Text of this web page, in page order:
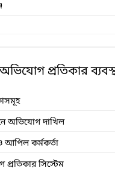
অভিযোগ প্রতিকার
অভিযোগ দাখিল
কর্মকর্তা
সিস্টেম